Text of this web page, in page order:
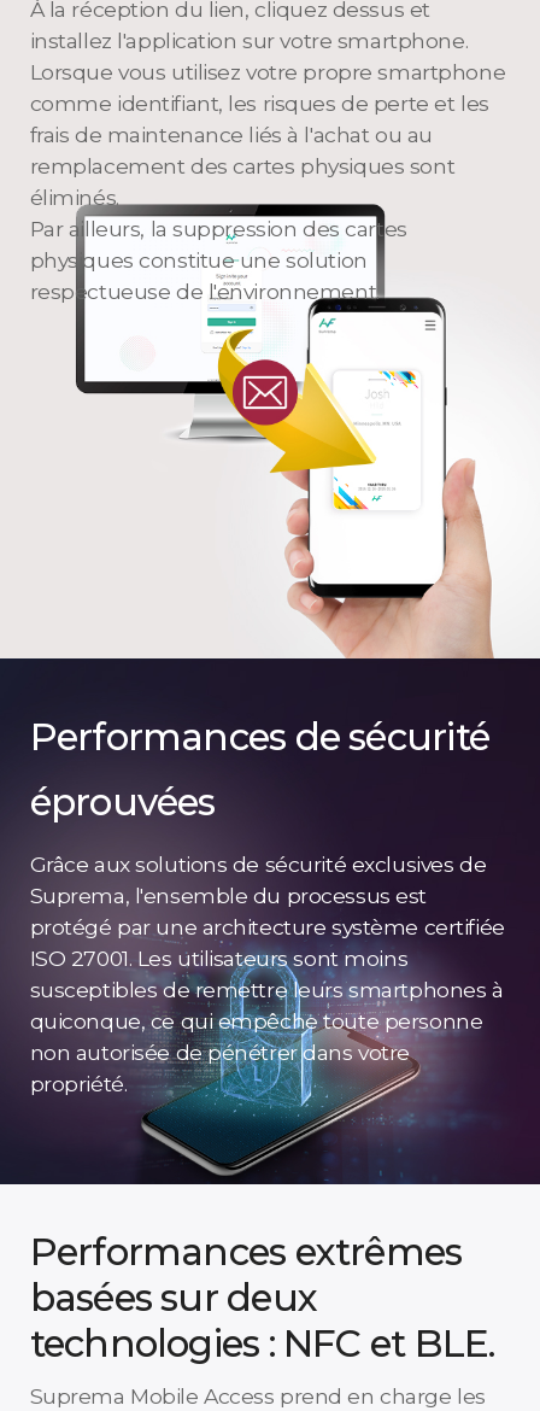
À la réception du lien, cliquez dessus et
installez l'application sur votre smartphone.
Lorsque vous utilisez votre propre smartphone
comme identifiant, les risques de perte et les
frais de maintenance liés à l'achat ou au
remplacement des cartes physiques sont
éliminés.
Par ailleurs, la suppression des cartes
physiques constitue une solution
respectueuse de l'environnement.
Performances de sécurité
éprouvées
Grâce aux solutions de sécurité exclusives de
Suprema, l'ensemble du processus est
protégé par une architecture système certifiée
ISO 27001. Les utilisateurs sont moins
susceptibles de remettre leurs smartphones à
quiconque, ce qui empêche toute personne
non autorisée de pénétrer dans votre
propriété.
Performances extrêmes
basées sur deux
technologies : NFC et BLE.
Suprema Mobile Access prend en charge les